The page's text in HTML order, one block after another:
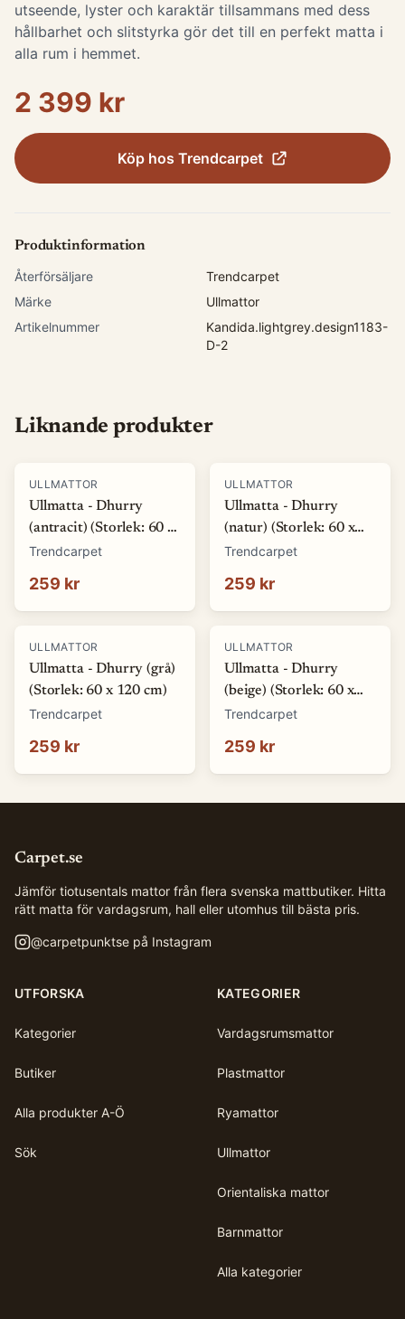
utseende, lyster och karaktär tillsammans med dess
hållbarhet och slitstyrka gör det till en perfekt matta i
alla rum i hemmet.
2 399 kr
Köp hos Trendcarpet
Produktinformation
Återförsäljare
Trendcarpet
Märke
Ullmattor
Artikelnummer
Kandida.lightgrey.design1183-
D-2
Liknande produkter
ULLMATTOR
Ullmatta - Dhurry
(antracit) (Storlek: 60 x
120 cm)
Trendcarpet
259 kr
ULLMATTOR
Ullmatta - Dhurry
(natur) (Storlek: 60 x
120 cm)
Trendcarpet
259 kr
ULLMATTOR
Ullmatta - Dhurry (grå)
(Storlek: 60 x 120 cm)
Trendcarpet
259 kr
ULLMATTOR
Ullmatta - Dhurry
(beige) (Storlek: 60 x
120 cm)
Trendcarpet
259 kr
Carpet.se
Jämför tiotusentals mattor från flera svenska mattbutiker. Hitta
rätt matta för vardagsrum, hall eller utomhus till bästa pris.
@carpetpunktse på Instagram
UTFORSKA
Kategorier
Butiker
Alla produkter A-Ö
Sök
KATEGORIER
Vardagsrumsmattor
Plastmattor
Ryamattor
Ullmattor
Orientaliska mattor
Barnmattor
Alla kategorier